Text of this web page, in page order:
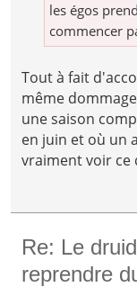
les égos
commencer
Tout à fait
même
une saison
en juin et où un
vraiment voir ce
Re: Le
reprendre